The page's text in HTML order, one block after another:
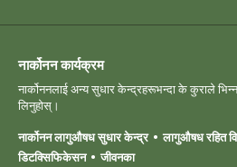
नार्कोनन कार्यक्रम
नार्कोननलाई अन्य सुधार केन्द्रहरूभन्दा के कुराले
लिनुहोस्।
नार्कोनन लागुऔषध सुधार केन्द्र
लागुऔषध रहित
डिटक्सिफिकेसन
जीवनका